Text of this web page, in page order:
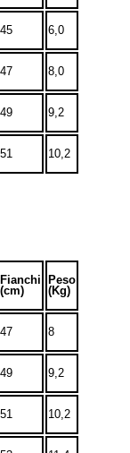
45 6,0
47 8,0
49 9,2
51 10,2
Fianchi
(cm)
Peso
(Kg)
47 8
49 9,2
51 10,2